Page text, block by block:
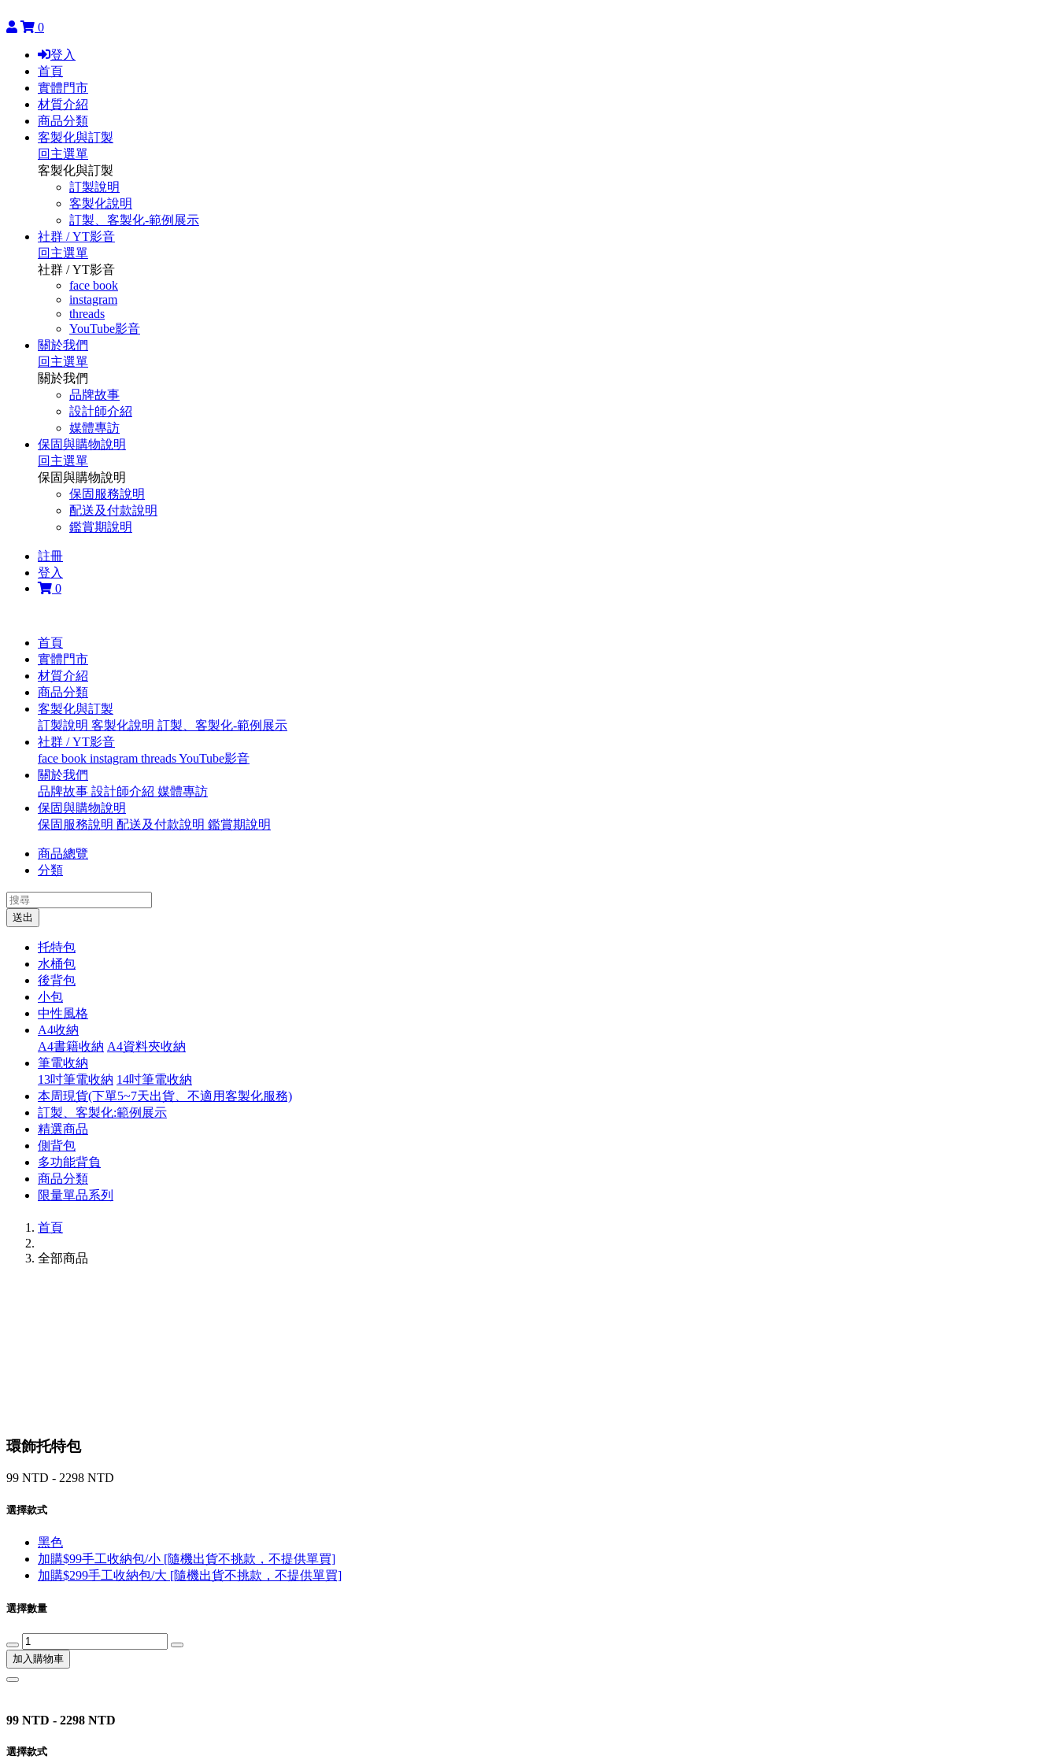
0
登入
首頁
實體門市
材質介紹
商品分類
客製化與訂製
回主選單
客製化與訂製
訂製說明
客製化說明
訂製、客製化-範例展示
社群 / YT影音
回主選單
社群 / YT影音
face book
instagram
threads
YouTube影音
關於我們
回主選單
關於我們
品牌故事
設計師介紹
媒體專訪
保固與購物說明
回主選單
保固與購物說明
保固服務說明
配送及付款說明
鑑賞期說明
註冊
登入
0
首頁
實體門市
材質介紹
商品分類
客製化與訂製
訂製說明 客製化說明 訂製、客製化-範例展示
社群 / YT影音
face book instagram threadsYouTube影音
關於我們
品牌故事 設計師介紹 媒體專訪
保固與購物說明
保固服務說明 配送及付款說明 鑑賞期說明
商品總覽
分類
送出
托特包
水桶包
後背包
小包
中性風格
A4收納
A4書籍收納 A4資料夾收納
筆電收納
13吋筆電收納 14吋筆電收納
本周現貨(下單5~7天出貨、不適用客製化服務)
訂製、客製化:範例展示
精選商品
側背包
多功能背負
商品分類
限量單品系列
首頁
全部商品
環飾托特包
99 NTD - 2298 NTD
選擇款式
黑色
加購$99手工收納包/小 [隨機出貨不挑款，不提供單買]
加購$299手工收納包/大 [隨機出貨不挑款，不提供單買]
選擇數量
加入購物車
99 NTD - 2298 NTD
選擇款式